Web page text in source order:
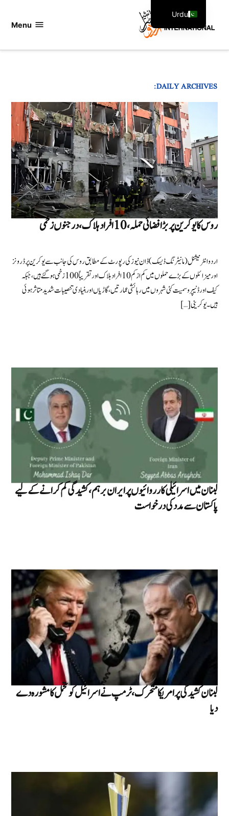
Menu
DAILY ARCHIVES:
روس کا یوکرین پر بڑا فضائی حملہ، 10 افراد ہلاک، درجنوں زخمی
اردو انٹرنیشنل (مانیٹرنگ ڈیسک) ڈان نیوز کی رپورٹ کے مطابق روس کی جانب سے یوکرین پر ڈرونز
اور میزائلوں کے بڑے حملوں میں کم از کم 10 افراد ہلاک اور تقریباً 100 زخمی ہو گئے ہیں، جبکہ
کیف اور ڈنیپرو سمیت کئی شہروں میں رہائشی عمارتیں، گاڑیاں اور بنیادی تنصیبات شدید متاثر ہوئی
ہیں۔ یوکرینی […]
لبنان میں اسرائیلی کارروائیوں پر ایران برہم، کشیدگی کم کرانے کے لیے
پاکستان سے مدد کی درخواست
لبنان کشیدگی پر امریکا متحرک، ٹرمپ نے اسرائیل کو تحمل کا مشورہ دے
دیا
Urdu
English